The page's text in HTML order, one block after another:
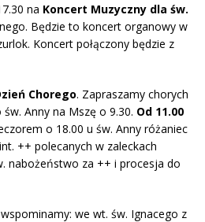
na Koncert Muzyczny dla św.
Będzie to koncert organowy w
Koncert połączony będzie z
Chorego. Zapraszamy chorych
Anny na Mszę o 9.30. Od 11.00
o 18.00 u św. Anny różaniec
++ polecanych w zaleckach
nabożeństwo za ++ i procesja do
we wt. św. Ignacego z